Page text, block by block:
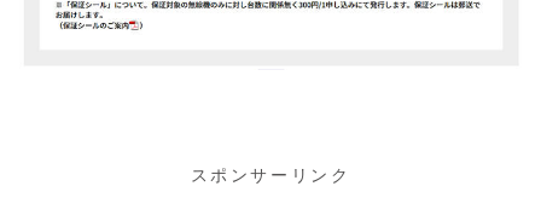
スポンサーリンク